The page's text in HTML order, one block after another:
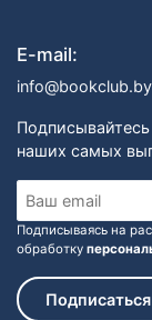
E-mail:
info@bookclub.by
наших самых
Подписываясь на
обработку
Подписаться